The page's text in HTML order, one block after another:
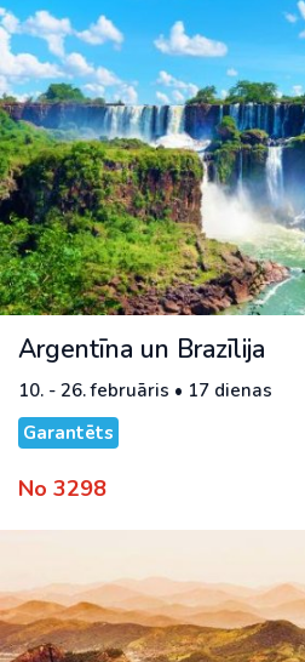
Argentīna un Brazīlija
10. - 26. februāris • 17 dienas
Garantēts
No 3298